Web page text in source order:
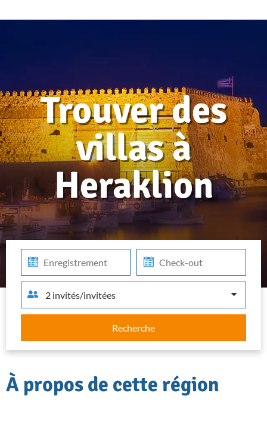
Trouver des
villas à
Heraklion
Check-
Check-
out
2 invités/invitées
Recherche
À propos de cette région